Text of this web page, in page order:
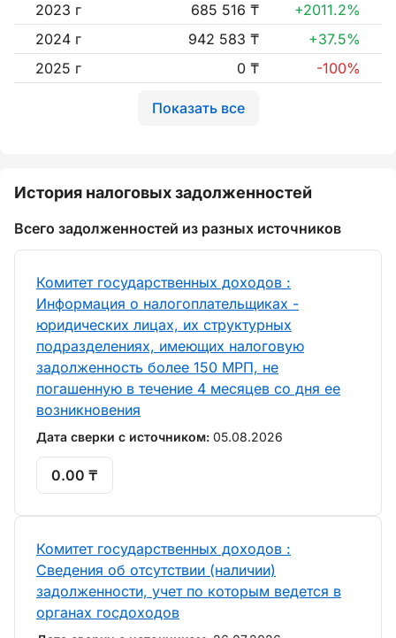
2023 г
685 516 ₸
+2011.2%
2024 г
942 583 ₸
+37.5%
2025 г
0 ₸ -100%
Показать все
История налоговых задолженностей
Всего задолженностей из разных источников
Комитет государственных доходов :
Информация о налогоплательщиках -
юридических лицах, их структурных
подразделениях, имеющих налоговую
задолженность более 150 МРП, не
погашенную в течение 4 месяцев со дня ее
возникновения
Дата сверки с источником: 05.08.2026
0.00 ₸
Комитет государственных доходов :
Сведения об отсутствии (наличии)
задолженности, учет по которым ведется в
органах госдоходов